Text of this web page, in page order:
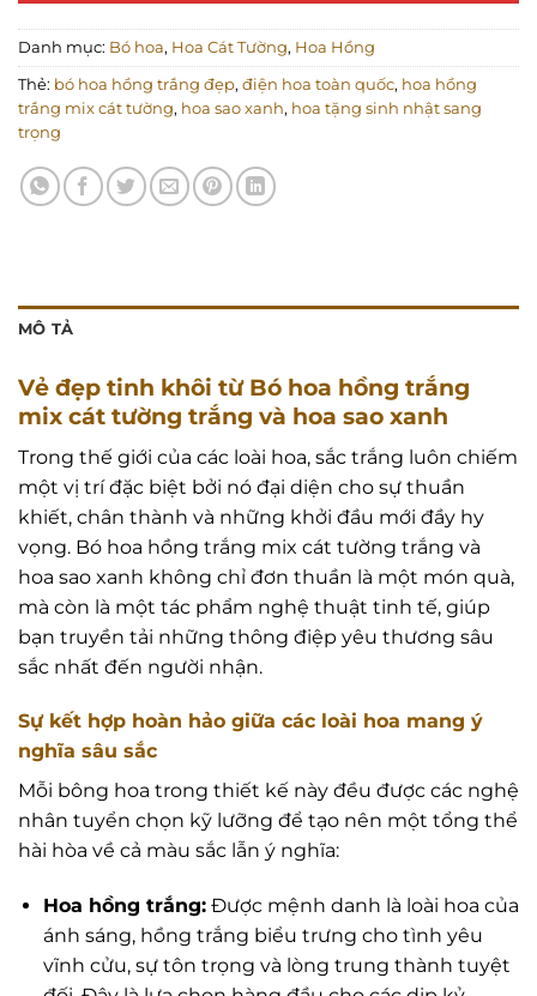
Danh mục: Bó hoa, Hoa Cát Tường, Hoa Hồng
Thẻ: bó hoa hồng trắng đẹp, điện hoa toàn quốc, hoa hồng
trắng mix cát tường, hoa sao xanh, hoa tặng sinh nhật sang
trọng
MÔ TẢ
Vẻ đẹp tinh khôi từ Bó hoa hồng trắng
mix cát tường trắng và hoa sao xanh
Trong thế giới của các loài hoa, sắc trắng luôn chiếm
một vị trí đặc biệt bởi nó đại diện cho sự thuần
khiết, chân thành và những khởi đầu mới đầy hy
vọng. Bó hoa hồng trắng mix cát tường trắng và
hoa sao xanh không chỉ đơn thuần là một món quà,
mà còn là một tác phẩm nghệ thuật tinh tế, giúp
bạn truyền tải những thông điệp yêu thương sâu
sắc nhất đến người nhận.
Sự kết hợp hoàn hảo giữa các loài hoa mang ý
nghĩa sâu sắc
Mỗi bông hoa trong thiết kế này đều được các nghệ
nhân tuyển chọn kỹ lưỡng để tạo nên một tổng thể
hài hòa về cả màu sắc lẫn ý nghĩa:
Hoa hồng trắng:Được mệnh danh là loài hoa của
ánh sáng, hồng trắng biểu trưng cho tình yêu
vĩnh cửu, sự tôn trọng và lòng trung thành tuyệt